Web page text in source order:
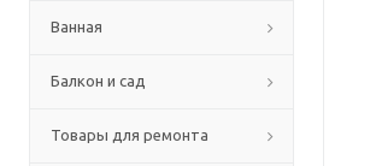
Ванная
Балкон и сад
Товары для ремонта